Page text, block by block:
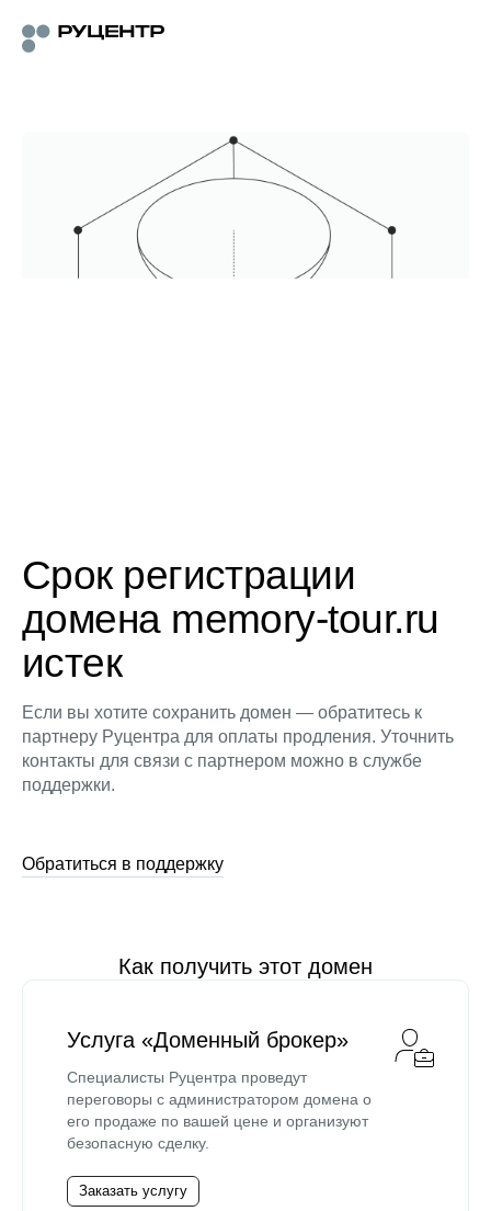
Срок регистрации
домена memory-tour.ru
истек
Если вы хотите сохранить домен — обратитесь к
партнеру Руцентра для оплаты продления. Уточнить
контакты для связи с партнером можно в службе
поддержки.
Обратиться в поддержку
Как получить этот домен
Услуга «Доменный брокер»
Специалисты Руцентра проведут
переговоры с администратором домена о
его продаже по вашей цене и организуют
безопасную сделку.
Заказать услугу